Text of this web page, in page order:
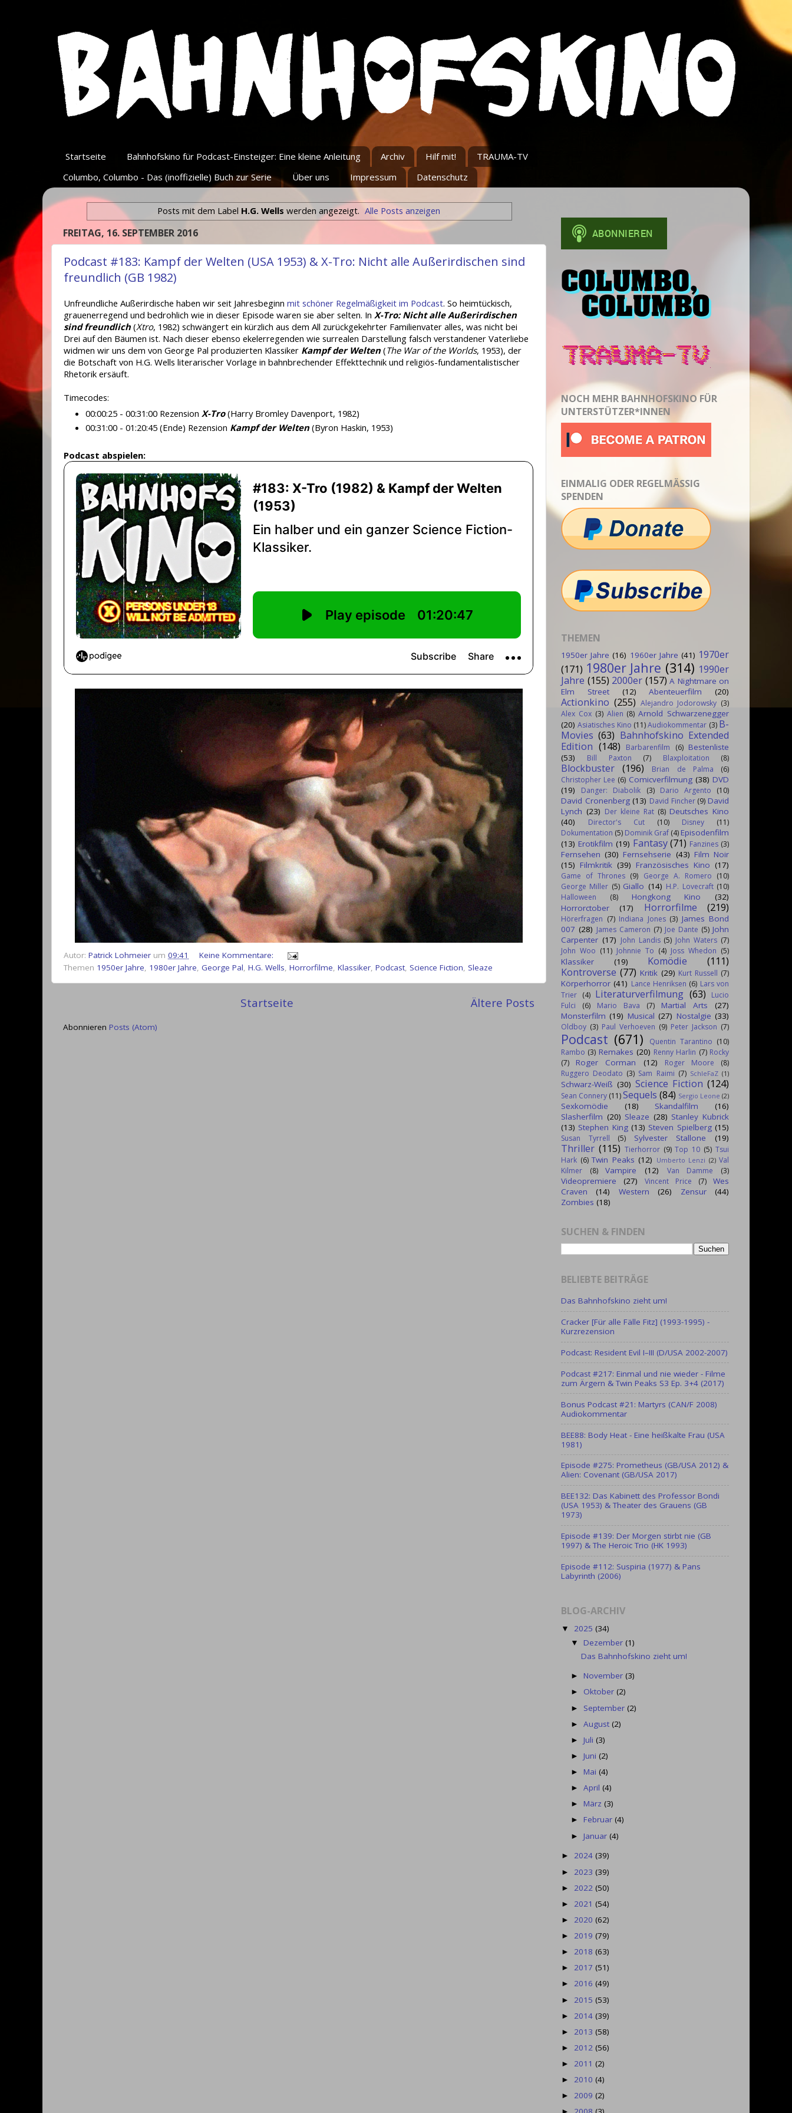
Startseite Bahnhofskino für Podcast-Einsteiger: Eine kleine Anleitung Archiv Hilf mit!
TRAUMA-TV
Columbo, Columbo - Das (inoffizielle) Buch zur Serie
Über uns Impressum Datenschutz
Posts mit dem Label H.G. Wells werden angezeigt. Alle Posts anzeigen
FREITAG, 16. SEPTEMBER 2016
Podcast #183: Kampf der Welten (USA 1953) & X-Tro: Nicht alle Außerirdischen sind
freundlich (GB 1982)
Unfreundliche Außerirdische haben wir seit Jahresbeginn mit schöner Regelmäßigkeit im Podcast. So heimtückisch,
grauenerregend und bedrohlich wie in dieser Episode waren sie aber selten. In X-Tro: Nicht alle Außerirdischen
sind freundlich (Xtro, 1982) schwängert ein kürzlich aus dem All zurückgekehrter Familienvater alles, was nicht bei
Drei auf den Bäumen ist. Nach dieser ebenso ekelerregenden wie surrealen Darstellung falsch verstandener Vaterliebe
widmen wir uns dem von George Pal produzierten Klassiker Kampf der Welten (The War of the Worlds, 1953), der
die Botschaft von H.G. Wells literarischer Vorlage in bahnbrechender Effekttechnik und religiös-fundamentalistischer
Rhetorik ersäuft.
Timecodes:
00:00:25 - 00:31:00 RezensionX-Tro(Harry Bromley Davenport, 1982)
00:31:00 - 01:20:45 (Ende) Rezension Kampf der Welten (Byron Haskin, 1953)
Podcast abspielen:
Autor: Patrick Lohmeier um 09:41
Keine Kommentare:
Themen 1950er Jahre, 1980er Jahre, George Pal, H.G. Wells, Horrorfilme, Klassiker, Podcast, Science Fiction, Sleaze
Ältere Posts
Startseite
Abonnieren Posts (Atom)
NOCH MEHR BAHNHOFSKINO FÜR
UNTERSTÜTZER*INNEN
EINMALIG ODER REGELMÄSSIG S
PENDEN
THEMEN
1950er Jahre (16) 1960er Jahre (41) 1970er
(171) 1980er Jahre (314) 1990er
Jahre (155) 2000er (157) A Nightmare on
Elm Street
(12) Abenteuerfilm (20)
Actionkino (255) Alejandro Jodorowsky (3)
Alex Cox (3) Alien (8) Arnold Schwarzenegger
(20) Asiatisches Kino (11)Audiokommentar (3) B-
Movies (63) Bahnhofskino Extended
Edition (148) Barbarenfilm (6) Bestenliste
(53)
Bill Paxton (7) Blaxploitation (8)
Blockbuster (196) Brian de Palma
(6)
Christopher Lee (6) Comicverfilmung (38) DVD
(19)
Danger: Diabolik (3) Dario Argento (10)
David Cronenberg (13) David Fincher (9) David
Lynch (23) Der kleine Rat (8) Deutsches Kino
(40)
Director's Cut (10) Disney
(11)
Dokumentation (5) Dominik Graf (4) Episodenfilm
(13) Erotikfilm (19) Fantasy (71) Fanzines (3)
Fernsehen (30) Fernsehserie (43) Film Noir
(15) Filmkritik (39) Französisches Kino (17)
Game of Thrones (9) George A. Romero (10)
George Miller (5) Giallo (14) H.P. Lovecraft (10)
Halloween
(8) Hongkong Kino
(32)
Horrorctober
(17) Horrorfilme (219)
Hörerfragen (7) Indiana Jones (3) James Bond
007 (28) James Cameron (7) Joe Dante (5) John
Carpenter (17) John Landis (5) John Waters (7)
John Woo (11) Johnnie To (4) Joss Whedon (5)
Klassiker (19) Komödie
(111)
Kontroverse (77) Kritik (29) Kurt Russell (7)
Körperhorror (41) Lance Henriksen (6) Lars von
Trier (4) Literaturverfilmung (63)
Lucio
Fulci
(6) Mario Bava (7) Martial Arts
(27)
Monsterfilm (19) Musical (27) Nostalgie (33)
Oldboy (3) Paul Verhoeven (9) Peter Jackson (7)
Podcast (671) Quentin Tarantino (10)
Rambo (3) Remakes (20) Renny Harlin (7) Rocky
(7)
Roger Corman (12) Roger Moore
(8)
Ruggero Deodato (3) Sam Raimi (7) SchleFaZ (1)
Schwarz-Weiß (30) Science Fiction (124)
Sean Connery (11)Sequels (84) Sergio Leone (2)
Sexkomödie (18) Skandalfilm
(16)
Slasherfilm (20) Sleaze (28) Stanley Kubrick
(13) Stephen King (13) Steven Spielberg (15)
Susan Tyrrell (5) Sylvester Stallone (19)
Thriller (115) Tierhorror (9) Top 10 (5) Tsui
Hark (6) Twin Peaks (12) Umberto Lenzi (2) Val
Kilmer
(8) Vampire (12) Van Damme (3)
Videopremiere (27) Vincent Price (7)
Wes
Craven
(14) Western (26) Zensur
(44)
Zombies (18)
SUCHEN & FINDEN
BELIEBTE BEITRÄGE
Das Bahnhofskino zieht um!
Cracker [Für alle Fälle Fitz] (1993-1995) -
Kurzrezension
Podcast: Resident Evil I–III (D/USA 2002-2007)
Podcast #217: Einmal und nie wieder - Filme
zum Ärgern & Twin Peaks S3 Ep. 3+4 (2017)
Bonus Podcast #21: Martyrs (CAN/F 2008)
Audiokommentar
BEE88: Body Heat - Eine heißkalte Frau (USA
1981)
Episode #275: Prometheus (GB/USA 2012) &
Alien: Covenant (GB/USA 2017)
BEE132: Das Kabinett des Professor Bondi
(USA 1953) & Theater des Grauens (GB
1973)
Episode #139: Der Morgen stirbt nie (GB
1997) & The Heroic Trio (HK 1993)
Episode #112: Suspiria (1977) & Pans
Labyrinth (2006)
BLOG-ARCHIV
▼ 2025 (34)
▼ Dezember(1)
Das Bahnhofskino zieht um!
► November(3)
► Oktober(2)
► September(2)
►August(2)
► Juli(3)
► Juni(2)
► Mai(4)
►April(4)
► März(3)
► Februar(4)
► Januar(4)
► 2024 (39)
► 2023 (39)
► 2022 (50)
► 2021 (54)
► 2020 (62)
► 2019 (79)
► 2018 (63)
► 2017 (51)
► 2016 (49)
► 2015 (53)
► 2014 (39)
► 2013 (58)
► 2012 (56)
► 2011 (2)
► 2010 (4)
► 2009 (2)